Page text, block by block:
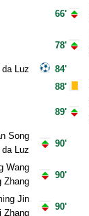
da Luz
Song
da Luz
Wang
Zhang
Jin
Zhang
66'
78'
84'
88'
89'
90'
90'
90'